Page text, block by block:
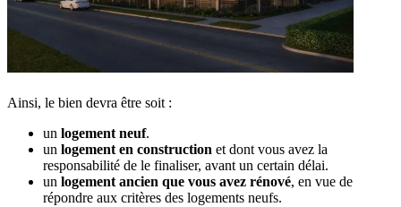
Ainsi, le bien devra être soit :
un logement neuf.
un logement en construction et dont vous avez la
responsabilité de le finaliser, avant un certain délai.
un logement ancien que vous avez rénové, en vue de
répondre aux critères des logements neufs.